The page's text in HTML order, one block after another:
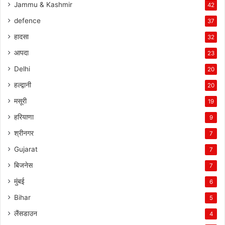
Jammu & Kashmir 42
defence 37
हादसा 32
आपदा 23
Delhi 20
हल्द्वानी 20
मसूरी 19
हरियाणा 9
श्रीनगर 7
Gujarat 7
बिजनेस 7
मुंबई 6
Bihar 5
लैंसडाउन 4